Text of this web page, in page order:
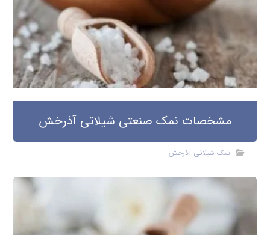
مشخصات نمک صنعتی شیلاتی آذرخش
نمک شیلاتی آذرخش